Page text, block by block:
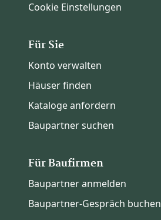
Cookie Einstellungen
Für Sie
Konto verwalten
Häuser finden
Kataloge anfordern
Baupartner suchen
Für Baufirmen
Baupartner anmelden
Baupartner-Gespräch buchen